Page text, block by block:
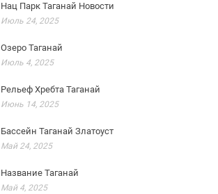
Нац Парк Таганай Новости
Июль 24, 2025
Озеро Таганай
Июль 4, 2025
Рельеф Хребта Таганай
Июнь 14, 2025
Бассейн Таганай Златоуст
Май 24, 2025
Название Таганай
Май 4, 2025